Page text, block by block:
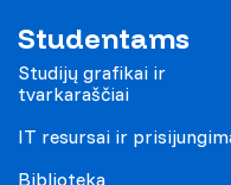
Studentams
Studijų grafikai ir
tvarkaraščiai
IT resursai ir
Biblioteka